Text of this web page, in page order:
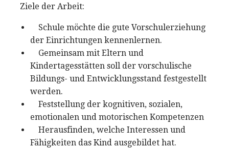
Ziele der Arbeit:
Schule möchte die gute Vorschulerziehung
der Einrichtungen kennenlernen.
Gemeinsam mit Eltern und
Kindertagesstätten soll der vorschulische
Bildungs- und Entwicklungsstand festgestellt
werden.
Feststellung der kognitiven, sozialen,
emotionalen und motorischen Kompetenzen
Herausfinden, welche Interessen und
Fähigkeiten das Kind ausgebildet hat.